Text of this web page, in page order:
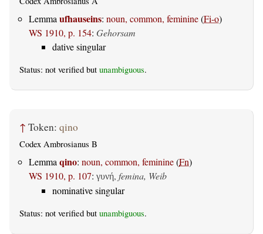
Lemma ufhauseins: noun, common, feminine(Fi-o)
WS 1910, p. 154: Gehorsam
dative singular
Status: not verified but unambiguous.
↑ Token: qino
Codex Ambrosianus B
Lemmaqino: noun, common, feminine(Fn)
WS 1910, p. 107: γυνή, femina, Weib
nominative singular
Status: not verified but unambiguous.